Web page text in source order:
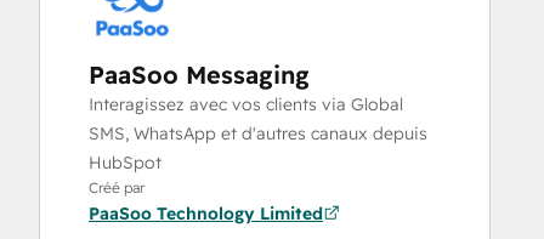
PaaSoo Messaging
Interagissez avec vos clients via Global
SMS, WhatsApp et d'autres canaux depuis
HubSpot
Créé par
PaaSoo Technology Limited